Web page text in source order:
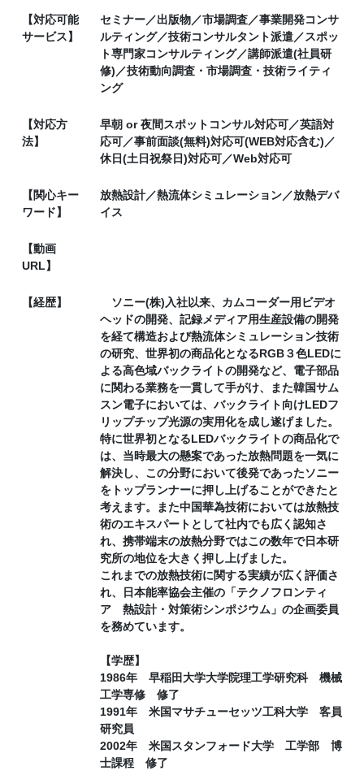
【対応可能
サービス】
セミナー／出版物／市場調査／事業開発コンサ
ルティング／技術コンサルタント派遣／スポッ
ト専門家コンサルティング／講師派遣(社員研
修)／技術動向調査・市場調査・技術ライティ
ング
【対応方
法】
早朝 or 夜間スポットコンサル対応可／英語対
応可／事前面談(無料)対応可(WEB対応含む)／
休日(土日祝祭日)対応可／Web対応可
【関心キー
ワード】
放熱設計／熱流体シミュレーション／放熱デバ
イス
【動画
URL】
【経歴】
ソニー(株)入社以来、カムコーダー用ビデオ
ヘッドの開発、記録メディア用生産設備の開発
を経て構造および熱流体シミュレーション技術
の研究、世界初の商品化となるRGB３色LEDに
よる高色域バックライトの開発など、電子部品
に関わる業務を一貫して手がけ、また韓国サム
スン電子においては、バックライト向けLEDフ
リップチップ光源の実用化を成し遂げました。
特に世界初となるLEDバックライトの商品化で
は、当時最大の懸案であった放熱問題を一気に
解決し、この分野において後発であったソニー
をトップランナーに押し上げることができたと
考えます。また中国華為技術においては放熱技
術のエキスパートとして社内でも広く認知さ
れ、携帯端末の放熱分野ではこの数年で日本研
究所の地位を大きく押し上げました。
これまでの放熱技術に関する実績が広く評価さ
れ、日本能率協会主催の「テクノフロンティ
ア 熱設計・対策術シンポジウム」の企画委員
を務めています。
【学歴】
1986年 早稲田大学大学院理工学研究科 機械
工学専修 修了
1991年 米国マサチューセッツ工科大学 客員
研究員
2002年 米国スタンフォード大学 工学部 博
士課程 修了